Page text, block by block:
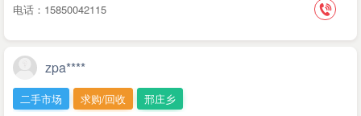
电话：15850042115
zpa****
二手市场 求购/回收 邢庄乡